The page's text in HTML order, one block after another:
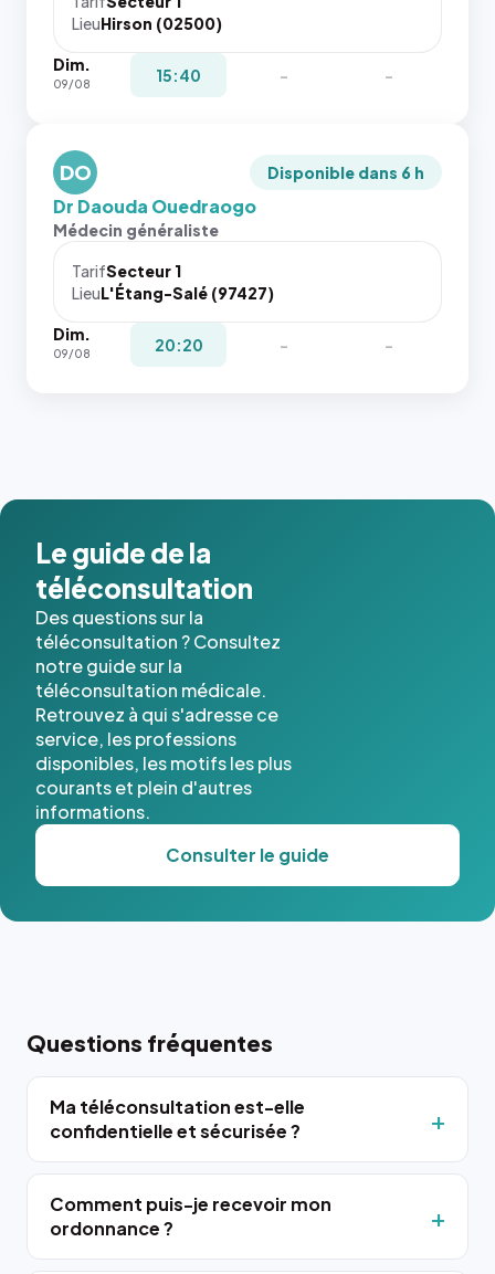
navigateur
pas la
place, et
les trois
dernières
images de
l'annuaire
dans ce
cas. #}
LieuHirson (02500)
Dim.
09/08 15:40 - -
DO Disponible dans 6 h
Dr Daouda Ouedraogo
Médecin généraliste
TarifSecteur 1
LieuL'Étang-Salé (97427)
Dim.
09/08 20:20 - -
Le guide de la
téléconsultation
Des questions sur la
téléconsultation ? Consultez
notre guide sur la
téléconsultation médicale.
Retrouvez à qui s'adresse ce
service, les professions
disponibles, les motifs les plus
courants et plein d'autres
informations.
Consulter le guide
Questions fréquentes
Ma téléconsultation est-elle
confidentielle et sécurisée ?
Comment puis-je recevoir mon
ordonnance ?